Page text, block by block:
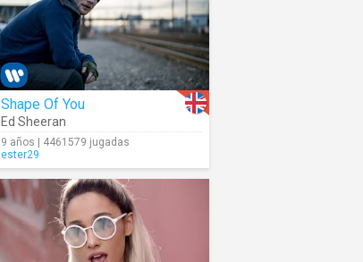
Shape Of You
Ed Sheeran
9 años | 4461579 jugadas
ester29